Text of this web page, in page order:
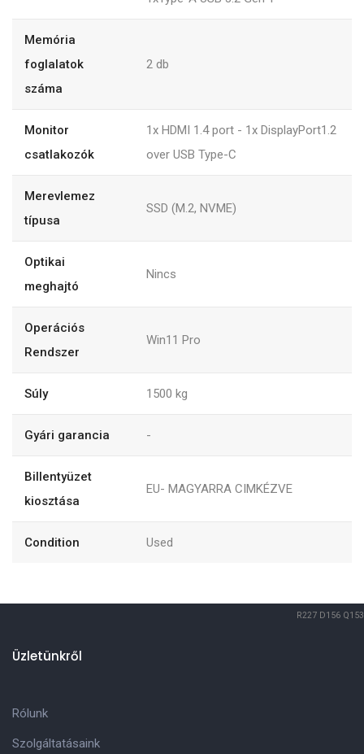
Memória
foglalatok
száma
2 db
Monitor
csatlakozók
1x HDMI 1.4 port - 1x DisplayPort1.2
over USB Type-C
Merevlemez
típusa
SSD (M.2, NVME)
Optikai
meghajtó
Nincs
Operációs
Rendszer
Win11 Pro
Súly 1500 kg
Gyári garancia -
Billentyüzet
kiosztása
EU- MAGYARRA CIMKÉZVE
Condition Used
R227 D156 Q153
Üzletünkről
Rólunk
Szolgáltatásaink